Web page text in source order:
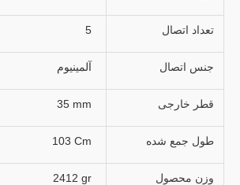
تعداد اتصال 5
جنس اتصال آلمینیوم
قطر خارجی 35 mm
طول جمع شده 103 Cm
وزن محصول 2412 gr